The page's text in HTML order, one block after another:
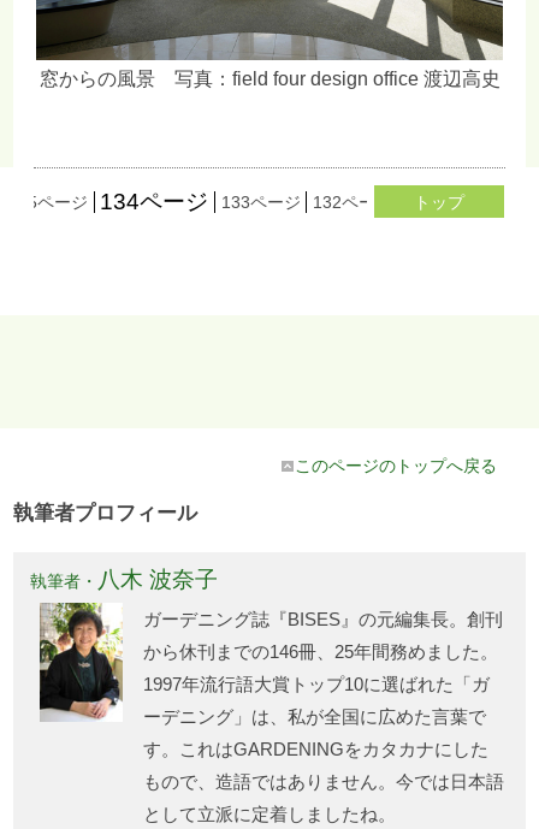
窓からの風景 写真：field four design office 渡辺高史
135ページ 134ページ 133ページ 132ページ 131ページ
トップ
このページのトップへ戻る
執筆者プロフィール
執筆者・ 八木 波奈子
ガーデニング誌『BISES』の元編集長。創刊
から休刊までの146冊、25年間務めました。
1997年流行語大賞トップ10に選ばれた「ガ
ーデニング」は、私が全国に広めた言葉で
す。これはGARDENINGをカタカナにした
もので、造語ではありません。今では日本語
として立派に定着しましたね。